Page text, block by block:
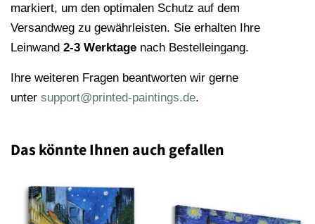
markiert, um den optimalen Schutz auf dem
Versandweg zu gewährleisten. Sie erhalten Ihre
Leinwand 2-3 Werktage nach Bestelleingang.
Ihre weiteren Fragen beantworten wir gerne
unter support@printed-paintings.de.
Das könnte Ihnen auch gefallen